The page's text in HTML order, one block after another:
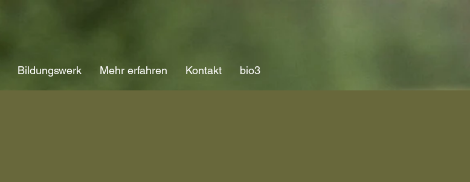
Bildungswerk Mehr erfahren Kontakt bio3